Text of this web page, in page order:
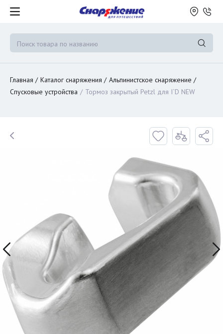
Главная Каталог снаряжения
Альпинистское снаряжение
Спусковые устройства
Тормоз закрытый Petzl для I`D NEW